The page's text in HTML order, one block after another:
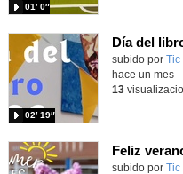
01′ 0″
Contenido
subido por Tic
02′ 19″
hace un mes
13
Feliz
subido por Tic